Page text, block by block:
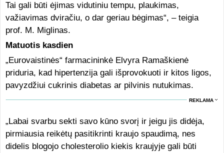
Tai gali būti ėjimas vidutiniu tempu, plaukimas,
važiavimas dviračiu, o dar geriau bėgimas“, – teigia
prof. M. Miglinas.
Matuotis kasdien
„Eurovaistinės“ farmacininkė Elvyra Ramaškienė
priduria, kad hipertenzija gali išprovokuoti ir kitos ligos,
pavyzdžiui cukrinis diabetas ar pilvinis nutukimas.
REKLAMA
„Labai svarbu sekti savo kūno svorį ir jeigu jis didėja,
pirmiausia reikėtų pasitikrinti kraujo spaudimą, nes
didelis blogojo cholesterolio kiekis kraujyje gali būti